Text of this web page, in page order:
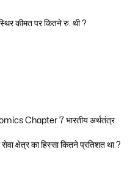
कीमत पर कितने रु. थी ?
क्षेत्र का हिस्सा कितने प्रतिशत था ?